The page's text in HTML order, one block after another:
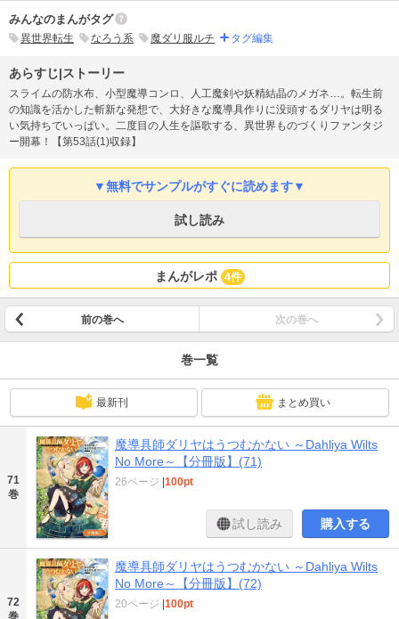
みんなのまんがタグ
異世界転生 なろう系 魔ダリ服ルチ タグ編集
あらすじ|ストーリー
スライムの防水布、小型魔導コンロ、人工魔剣や妖精結晶のメガネ…。転生前
の知識を活かした斬新な発想で、大好きな魔導具作りに没頭するダリヤは明る
い気持ちでいっぱい。二度目の人生を謳歌する、異世界ものづくりファンタジ
ー開幕！【第53話(1)収録】
▼無料でサンプルがすぐに読めます▼
試し読み
まんがレポ 4件
前の巻へ 次の巻へ
巻一覧
最新刊 まとめ買い
71
巻
魔導具師ダリヤはうつむかない ～Dahliya Wilts
No More～【分冊版】(71)
26ページ 100pt
試し読み 購入する
72
魔導具師ダリヤはうつむかない ～Dahliya Wilts
No More～【分冊版】(72)
20ページ 100pt